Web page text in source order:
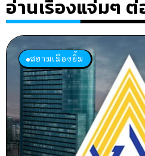
อ่านเรื่องแจ่มๆ ต่
สยามเมืองยิ้ม